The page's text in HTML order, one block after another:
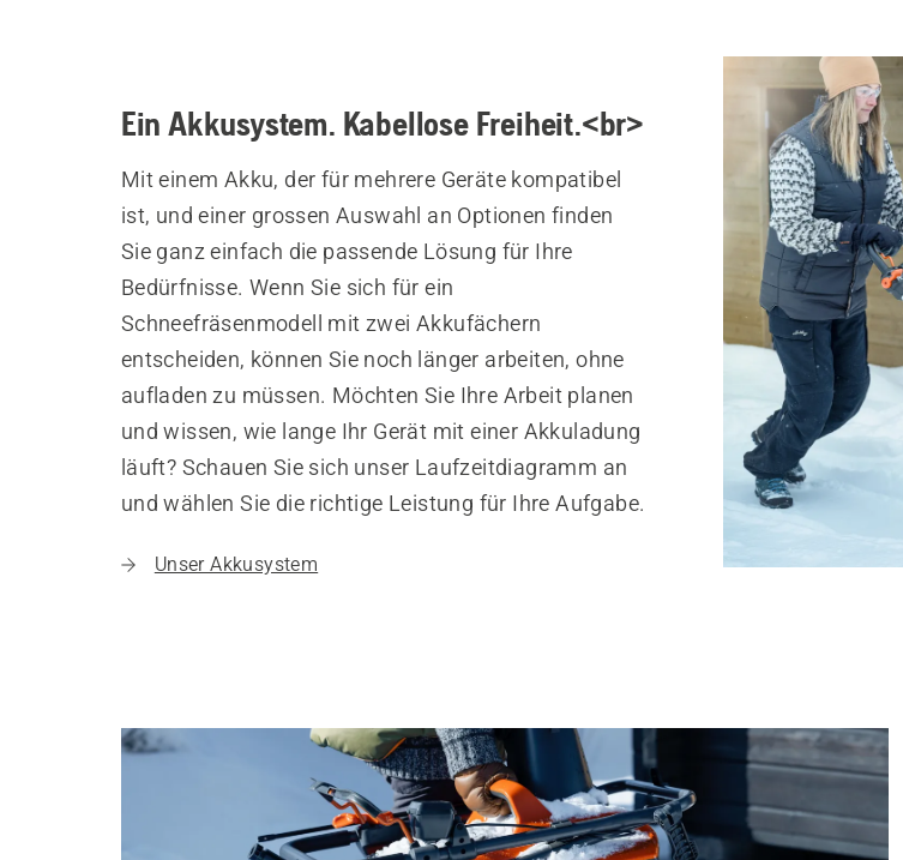
Ein Akkusystem. Kabellose Freiheit.<br>
Mit einem Akku, der für mehrere Geräte kompatibel
ist, und einer grossen Auswahl an Optionen finden
Sie ganz einfach die passende Lösung für Ihre
Bedürfnisse. Wenn Sie sich für ein
Schneefräsenmodell mit zwei Akkufächern
entscheiden, können Sie noch länger arbeiten, ohne
aufladen zu müssen. Möchten Sie Ihre Arbeit planen
und wissen, wie lange Ihr Gerät mit einer Akkuladung
läuft? Schauen Sie sich unser Laufzeitdiagramm an
und wählen Sie die richtige Leistung für Ihre Aufgabe.
Unser Akkusystem